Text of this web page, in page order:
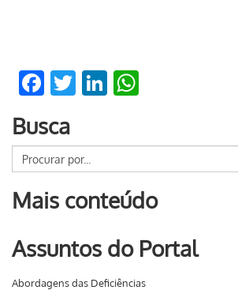
Facebook
TwitterLinkedIn
Busca
Mais conteúdo
Assuntos do Portal
Abordagens das Deficiências